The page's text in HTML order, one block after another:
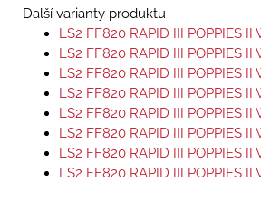
Další varianty produktu
LS2 FF820 RAPID III POPPIES II
LS2 FF820 RAPID III POPPIES II
LS2 FF820 RAPID III POPPIES II
LS2 FF820 RAPID III POPPIES II
LS2 FF820 RAPID III POPPIES II
LS2 FF820 RAPID III POPPIES II
LS2 FF820 RAPID III POPPIES II
LS2 FF820 RAPID III POPPIES II